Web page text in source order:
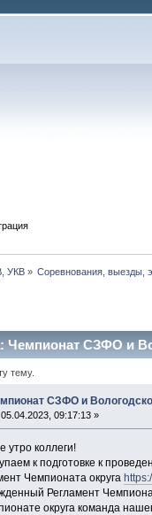
УКВ» Соревнования, выезды,
Чемпионат СЗФО и
тему.
СЗФО и
05.04.2023, 09:17:13 »
утро коллеги!
к подготовке к
Чемпионата округа
Регламент
округа команда